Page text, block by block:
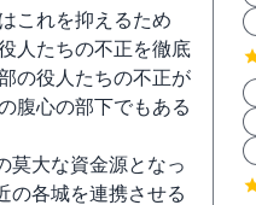
これを抑えるため
人たちの不正を徹底
の役人たちの不正が
腹心の部下でもある
莫大な資金源となっ
の各城を連携させる